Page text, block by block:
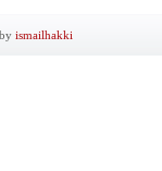
by ismailhakki